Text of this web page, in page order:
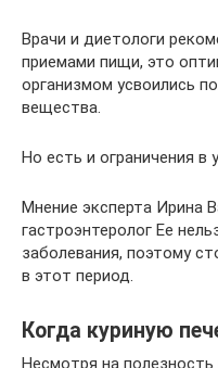
Врачи и диетологи
приемами пищи, это
организмом усвоились
вещества.
Но есть и ограничения в
Мнение эксперта Ирина
гастроэнтеролог Ее
заболевания, поэтому
в этот период.
Когда куриную
Несмотря на полезность